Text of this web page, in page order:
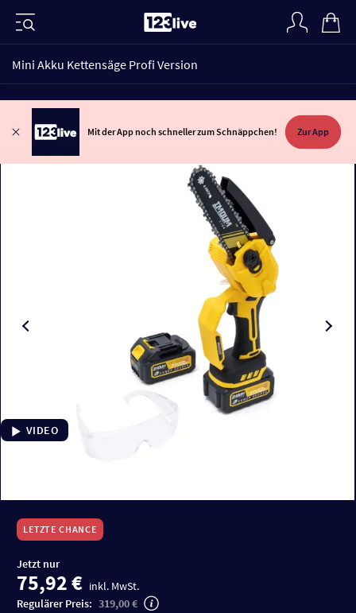
Mini Akku Kettensäge Profi Version
Mit der App noch schneller zum Schnäppchen! Zur App
VIDEO
LETZTE CHANCE
Jetzt nur
75,92 € inkl. MwSt.
Regulärer Preis: 319,00 €